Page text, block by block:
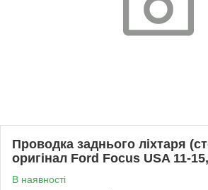
Проводка заднього ліхтаря
оригінал Ford Focus USA 11-
В наявності